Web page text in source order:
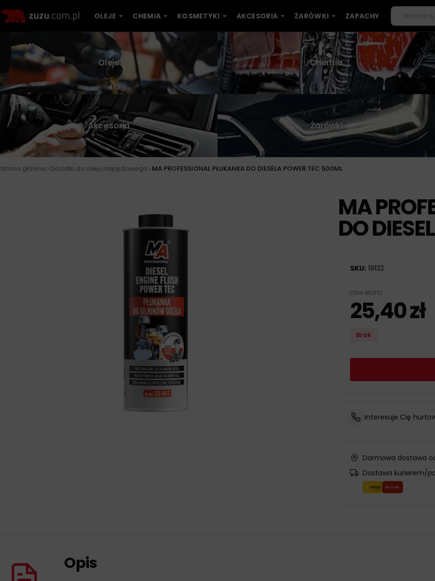
OLEJE CHEMIA KOSMETYKI AKCESORIA ŻARÓWKI ZAPACHY
Oleje Chemia
Akcesoria Żarówki
Strona główna › Dodatki do oleju napędowego › MA PROFESSIONAL PŁUKANKA DO DIESELA POWER TEC 500ML
MA
DO
SKU: 19132
CENA BRUTTO
25,40zł
Brak
Interesuje Cię
Darmowa dostawa
Dostawa kurierem/
Opis